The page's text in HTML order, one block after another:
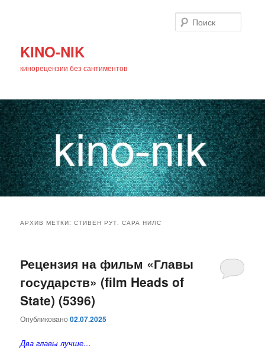
KINO-NIK
кинорецензии без сантиментов
основному
содержимому
дополнительному
содержимому
АРХИВ МЕТКИ:СТИВЕН РУТ. САРА НИЛС
Рецензия на фильм «Главы
государств» (film Heads of
State) (5396)
Опубликовано02.07.2025
Два главы лучше…